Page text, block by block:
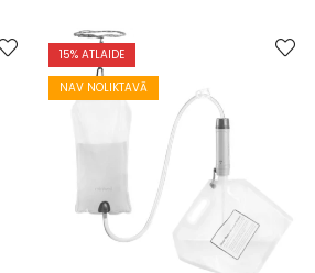
15% ATLAIDE
NAV NOLIKTAVĀ